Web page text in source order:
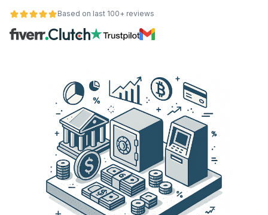
Based on last 100+ reviews